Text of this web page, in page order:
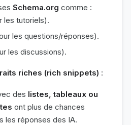
Schema.org comme :
les tutoriels).
les questions/réponses).
les discussions).
riches (rich snippets) :
des listes, tableaux ou
ont plus de chances
les réponses des IA.